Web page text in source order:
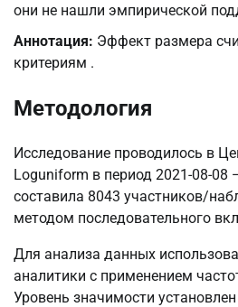
они не нашли эмпирической
Аннотация: Эффект размера
критериям .
Методология
Исследование проводилось в
Loguniform в период 2021-08-08
составила 8043 участников/
методом последовательного
Для анализа данных
аналитики с применением
Уровень значимости